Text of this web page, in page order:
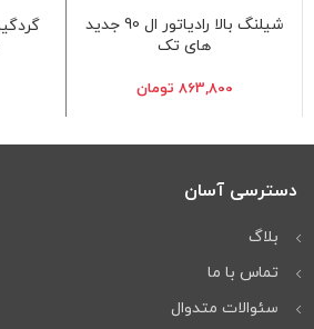
شیلنگ بالا رادیاتور ال 90 جدید
های تک
863,800 تومان
دسترسی آسان
بلاگ
تماس با ما
سئوالات متدوال